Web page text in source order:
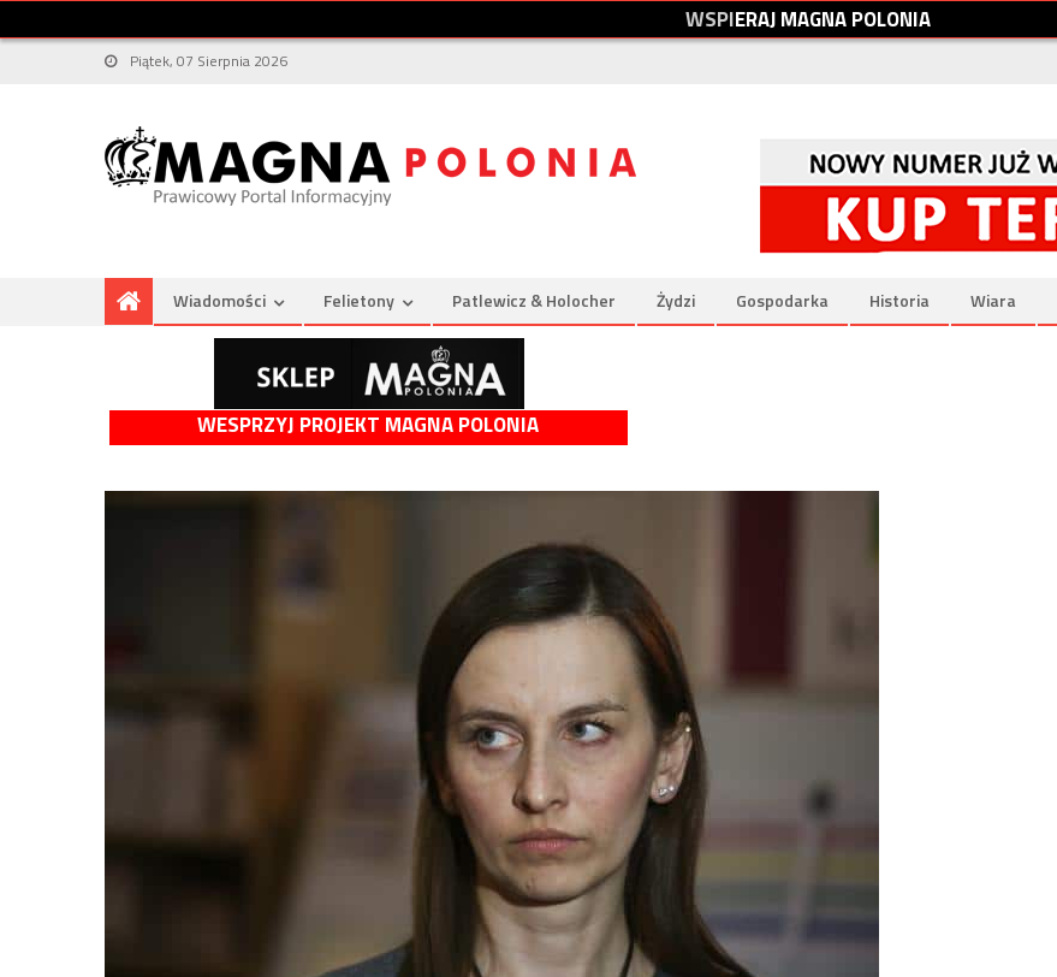
WSPIERAJMAGNAPOLONIA
Piątek, 07 Sierpnia 2026
Wiadomości Felietony Patlewicz & Holocher Żydzi Gospodarka Historia Wiara
WESPRZYJ PROJEKT MAGNA POLONIA